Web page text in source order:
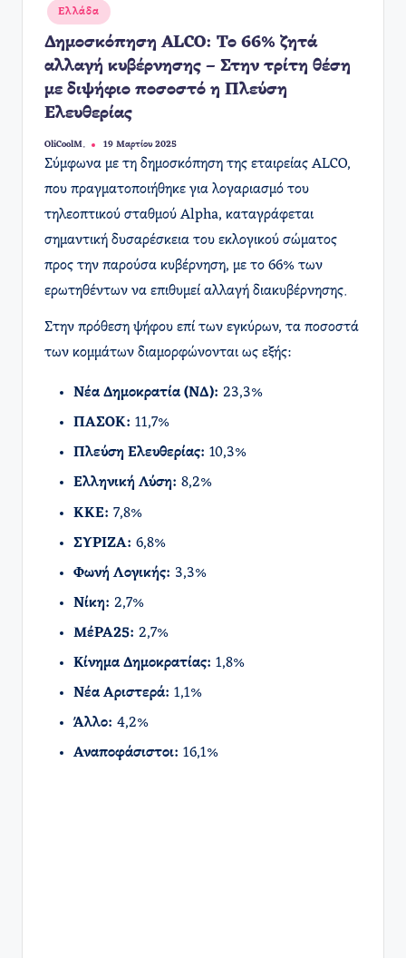
Αναρτήθηκε
σε
Ελλάδα
Δημοσκόπηση ALCO: Το 66% ζητά
αλλαγή κυβέρνησης – Στην τρίτη θέση
με διψήφιο ποσοστό η Πλεύση
Ελευθερίας
Συγγραφέας:
OliCoolM. 19 Μαρτίου 2025
​Σύμφωνα με τη δημοσκόπηση της εταιρείας ALCO,
που πραγματοποιήθηκε για λογαριασμό του
τηλεοπτικού σταθμού Alpha, καταγράφεται
σημαντική δυσαρέσκεια του εκλογικού σώματος
προς την παρούσα κυβέρνηση, με το 66% των
ερωτηθέντων να επιθυμεί αλλαγή διακυβέρνησης.
Στην πρόθεση ψήφου επί των εγκύρων, τα ποσοστά
των κομμάτων διαμορφώνονται ως εξής:​
Νέα Δημοκρατία (ΝΔ): 23,3%​
ΠΑΣΟΚ: 11,7%​
Πλεύση Ελευθερίας: 10,3%​
Ελληνική Λύση: 8,2%
ΚΚΕ: 7,8%​
ΣΥΡΙΖΑ: 6,8%​
Φωνή Λογικής: 3,3%
Νίκη: 2,7%
ΜέΡΑ25: 2,7%​
Κίνημα Δημοκρατίας: 1,8%
Νέα Αριστερά: 1,1%​
Άλλο: 4,2%
Αναποφάσιστοι: 16,1%